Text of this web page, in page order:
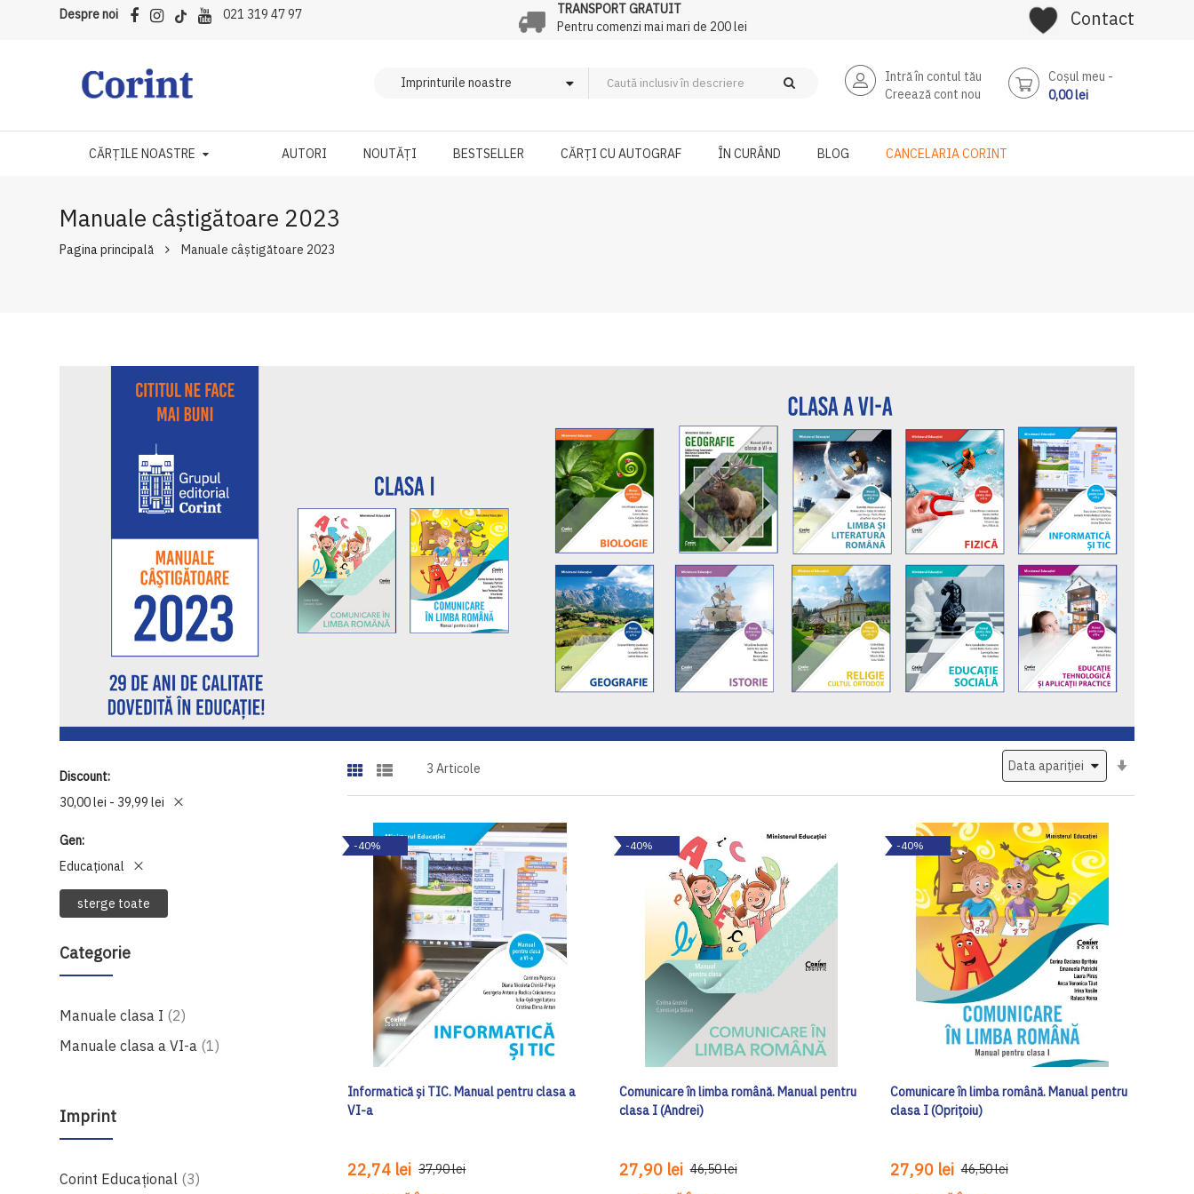
Despre noi 021 319 47 97
TRANSPORT GRATUIT
Pentru comenzi mai mari de 200 lei
Contact
Intră în contul tău
Creează cont nou
Coşul meu
0,00 lei
CĂRȚILE NOASTRE AUTORI NOUTĂȚI BESTSELLER CĂRȚI CU AUTOGRAF ÎN CURÂND BLOG CANCELARIA CORINT
Manuale câştigătoare 2023
Pagina principală Manuale câştigătoare 2023
Discount
30,00 lei - 39,99 lei
Gen
Educațional
sterge toate
Categorie
Manuale clasa I 2produse
Manuale clasa a VI-a 1produs
Imprint
Corint Educaţional 3produse
3 Articole
-40%
Informatică şi TIC. Manual pentru clasa a
VI-a
22,74 lei 37,90 lei
-40%
Comunicare în limba română. Manual pentru
clasa I (Andrei)
27,90 lei 46,50 lei
-40%
Comunicare în limba română. Manual pentru
clasa I (Oprițoiu)
27,90 lei 46,50 lei